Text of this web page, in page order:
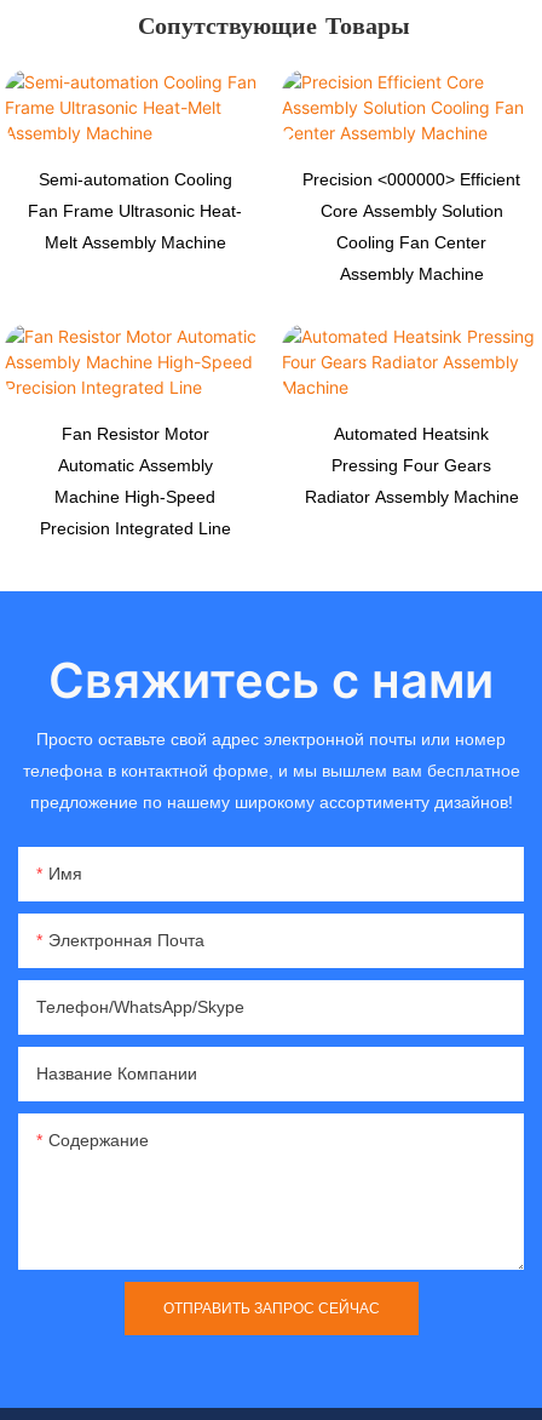
Сопутствующие Товары
Semi-automation Cooling
Fan Frame Ultrasonic Heat-
Melt Assembly Machine
Precision <000000> Efficient
Core Assembly Solution
Cooling Fan Center
Assembly Machine
Fan Resistor Motor
Automatic Assembly
Machine High-Speed
Precision Integrated Line
Automated Heatsink
Pressing Four Gears
Radiator Assembly Machine
Свяжитесь с нами
Просто оставьте свой адрес электронной почты или номер
телефона в контактной форме, и мы вышлем вам бесплатное
предложение по нашему широкому ассортименту дизайнов!
Имя
Электронная Почта
Телефон/WhatsApp/Skype
Название Компании
Содержание
ОТПРАВИТЬ ЗАПРОС СЕЙЧАС